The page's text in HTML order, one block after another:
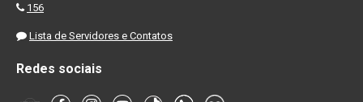
156
Lista de Servidores e Contatos
Redes sociais